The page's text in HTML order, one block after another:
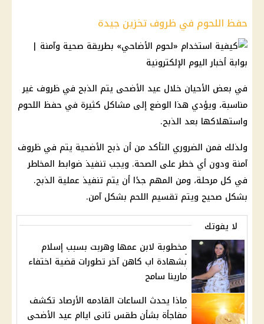
حفظ اللحوم في ظروف تخزين جيدة
في بعض الأحيان خلال عيد الأضحى يتم الذبح في ظروف غير
مناسبة، ويؤدي هذا الوضع إلى مشاكل كثيرة في حفظ اللحوم
واستهلاكها بعد الذبح.
ولذلك فمن الضروري التأكد من أن ذبح الأضحية يتم في ظروف
آمنة ودون أي خطر على الصحة. ويجب تنفيذ ضوابط المخاطر
في كل مرحلة، ومن المهم جدًا أن يتم تنفيذ عملية الذبح.
بشكل صحيح ويتم تقسيم اللحم بشكل آمن.
لا يفوتك
مخطوبة لابن عمها وهربت بسبب إسلام
بشهادة اب كاهن آخر تطورات قضية اختفاء
مارينا سامح
ماذا يحدث الساعات القادمه الأرصاد تكشف
مفاجأة بشأن طقس ثانى اياام عيد الأضحى